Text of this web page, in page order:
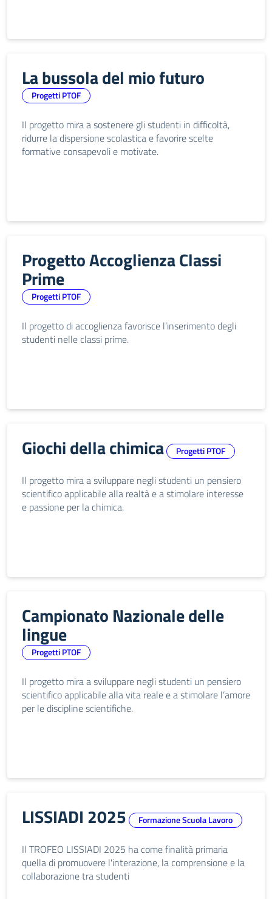
La bussola del mio futuro
Progetti PTOF
Il progetto mira a sostenere gli studenti in difficoltà,
ridurre la dispersione scolastica e favorire scelte
formative consapevoli e motivate.
Progetto Accoglienza Classi
Prime
Progetti PTOF
Il progetto di accoglienza favorisce l’inserimento degli
studenti nelle classi prime.
Giochi della chimica Progetti PTOF
Il progetto mira a sviluppare negli studenti un pensiero
scientifico applicabile alla realtà e a stimolare interesse
e passione per la chimica.
Campionato Nazionale delle
lingue
Progetti PTOF
Il progetto mira a sviluppare negli studenti un pensiero
scientifico applicabile alla vita reale e a stimolare l’amore
per le discipline scientifiche.
LISSIADI 2025 Formazione Scuola Lavoro
Il TROFEO LISSIADI 2025 ha come finalità primaria
quella di promuovere l'interazione, la comprensione e la
collaborazione tra studenti